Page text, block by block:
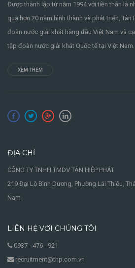
Được thành lập từ năm 1994 với tiền thân là
qua hơn 20 năm hình thành và phát triển, Tân
đoàn nước giải khát hàng đầu Việt Nam và
tập đoàn nước giải khát Quốc tế tại Việt Nam.
XEM THÊM
ĐỊA CHỈ
CÔNG TY TNHH TMDV TÂN HIỆP PHÁT
219 Đại Lộ Bình Dương, Phường Lái Thiêu,
Nam
LIÊN HỆ VỚI CHÚNG TÔI
0937 - 476 - 921
recruitment@thp.com.vn